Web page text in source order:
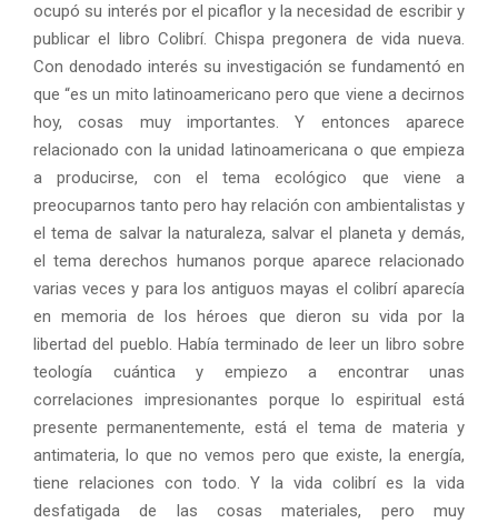
ocupó su interés por el picaflor y la necesidad de escribir y
publicar el libro Colibrí. Chispa pregonera de vida nueva.
Con denodado interés su investigación se fundamentó en
que “es un mito latinoamericano pero que viene a decirnos
hoy, cosas muy importantes. Y entonces aparece
relacionado con la unidad latinoamericana o que empieza
a producirse, con el tema ecológico que viene a
preocuparnos tanto pero hay relación con ambientalistas y
el tema de salvar la naturaleza, salvar el planeta y demás,
el tema derechos humanos porque aparece relacionado
varias veces y para los antiguos mayas el colibrí aparecía
en memoria de los héroes que dieron su vida por la
libertad del pueblo. Había terminado de leer un libro sobre
teología cuántica y empiezo a encontrar unas
correlaciones impresionantes porque lo espiritual está
presente permanentemente, está el tema de materia y
antimateria, lo que no vemos pero que existe, la energía,
tiene relaciones con todo. Y la vida colibrí es la vida
desfatigada de las cosas materiales, pero muy